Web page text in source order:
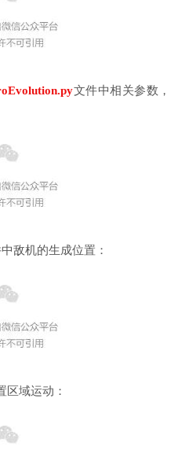
文件中相关参数，
敌机的生成位置：
区域运动：